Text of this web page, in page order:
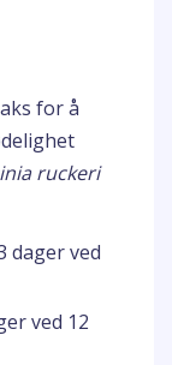
for å
ruckeri
dager ved
ved 12